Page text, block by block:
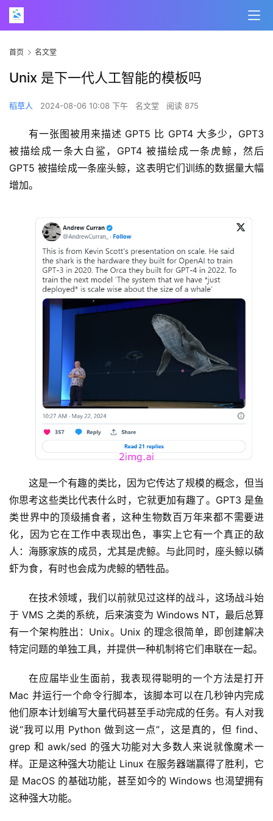
首页 名文堂
Unix 是下一代人工智能的模板吗
稻草人 2024-08-06 10:08 下午 名文堂 阅读 875
有一张图被用来描述 GPT5 比 GPT4 大多少，GPT3
被描绘成一条大白鲨，GPT4 被描绘成一条虎鲸，然后
GPT5 被描绘成一条座头鲸，这表明它们训练的数据量大幅
增加。
这是一个有趣的类比，因为它传达了规模的概念，但当
你思考这些类比代表什么时，它就更加有趣了。GPT3 是鱼
类世界中的顶级捕食者，这种生物数百万年来都不需要进
化，因为它在工作中表现出色，事实上它有一个真正的敌
人：海豚家族的成员，尤其是虎鲸。与此同时，座头鲸以磷
虾为食，有时也会成为虎鲸的牺牲品。
在技​​术领域，我们以前就见过这样的战斗，这场战斗始
于 VMS 之类的系统，后来演变为 Windows NT，最后总算
有一个架构胜出：Unix。Unix 的理念很简单，即创建解决
特定问题的单独工具，并提供一种机制将它们串联在一起。
在应届毕业生面前，我表现得聪明的一个方法是打开
Mac 并运行一个命令行脚本，该脚本可以在几秒钟内完成
他们原本计划编写大量代码甚至手动完成的任务。有人对我
说“我可以用 Python 做到这一点”，这是真的，但 find、
grep 和 awk/sed 的强大功能对大多数人来说就像魔术一
样。正是这种强大功能让 Linux 在服务器端赢得了胜利，它
是 MacOS 的基础功能，甚至如今的 Windows 也渴望拥有
这种强大功能。